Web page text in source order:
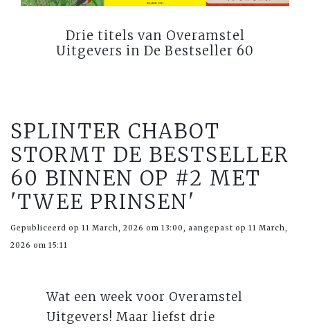
Drie titels van Overamstel
Uitgevers in De Bestseller 60
SPLINTER CHABOT
STORMT DE BESTSELLER
60 BINNEN OP #2 MET
'TWEE PRINSEN'
Gepubliceerd op 11 March, 2026 om 13:00, aangepast op 11 March,
2026 om 15:11
Wat een week voor Overamstel
Uitgevers! Maar liefst drie